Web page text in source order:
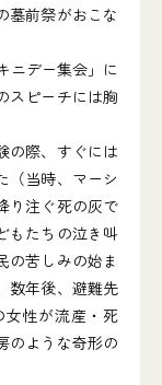
墓前祭がおこな
ニデー集会」に
スピーチには胸
の際、すぐには
（当時、マーシ
り注ぐ死の灰で
もたちの泣き叫
の苦しみの始ま
数年後、避難先
性が流産・死
のような奇形の